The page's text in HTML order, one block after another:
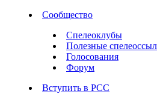
Сообщество
Спелеоклубы
Полезные
Голосования
Форум
Вступить в РСС